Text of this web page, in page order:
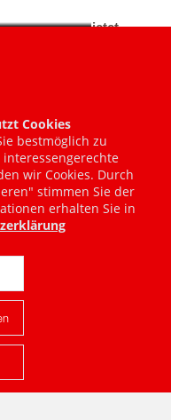
Cookies
bestmöglich zu
wir Cookies. Durch
stimmen Sie der
erhalten Sie in